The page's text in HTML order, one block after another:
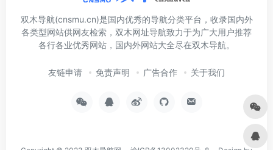
双木导航(cnsmu.cn)是国内优秀的导航分类平台，收录国内外
各类型网站供网友检索，双木网址导航致力于为广大用户推荐
各行各业优秀网站，国内外网站大全尽在双木导航。
友链申请 免责声明 广告合作 关于我们